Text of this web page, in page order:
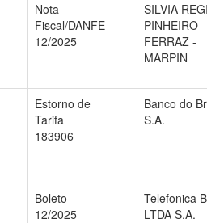
Nota
Fiscal/DANFE
12/2025
SILVIA
PINHEIRO
FERRAZ -
MARPIN
Estorno de
Tarifa
183906
Banco do
S.A.
Boleto
12/2025
Telefonica
LTDA S.A.